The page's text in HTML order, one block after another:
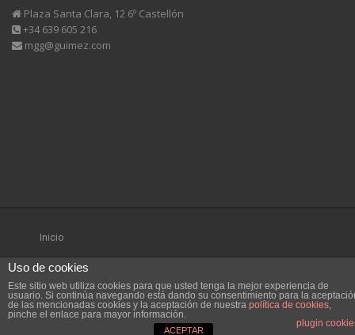
Plaza Santa Clara, 12 6º Castellón
+34 639 605 216
mgg@guimez.com
Inicio
Uso de cookies
Este sitio web utiliza cookies para que usted tenga la mejor experiencia de
usuario. Si continúa navegando está dando su consentimiento para la
de las mencionadas cookies y la aceptación de nuestra política de cookies,
pinche el enlace para mayor información.
plugin
ACEPTAR